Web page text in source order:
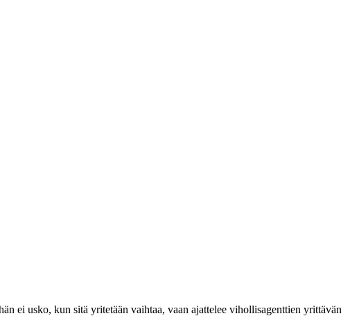
ei usko, kun sitä yritetään vaihtaa, vaan ajattelee vihollisagenttien yrittävän